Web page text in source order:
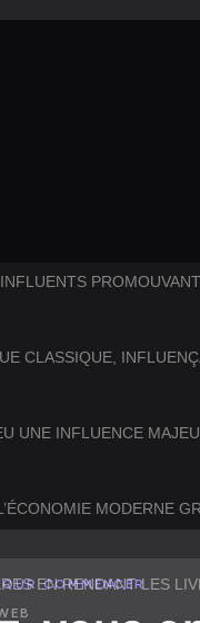
COMMENCER
CLASSIQUE,
UNE INFLUENCE
MODERNE
EN RENDANT LES